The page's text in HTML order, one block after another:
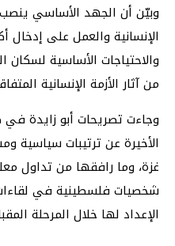
وبيّن أن الجهد الأساسي ينصب
الإنسانية والعمل على
والاحتياجات الأساسية
من آثار الأزمة الإنسانية
وجاءت تصريحات أبو زايدة في
الأخيرة عن ترتيبات سياسية
غزة، وما رافقها من تداول
شخصيات فلسطينية في
الإعداد لها خلال المرحلة